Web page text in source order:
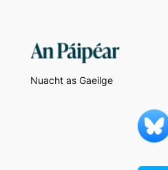
Nuacht as Gaeilge